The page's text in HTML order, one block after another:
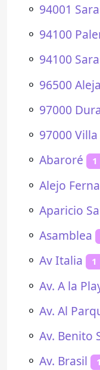
⚬ 94001
⚬ 94100
⚬ 94100
⚬ 96500
⚬ 97000
⚬ 97000
⚬ Abaroré 1
⚬ Alejo
⚬ Aparicio
⚬ Asamblea
⚬ Av Italia 1
⚬ Av. A la
⚬ Av. Al
⚬ Av. Benito
⚬ Av. Brasil 1